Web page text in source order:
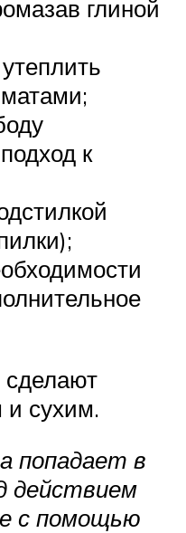
глиной
к
сделают
сухим.
попадает в
действием
с помощью